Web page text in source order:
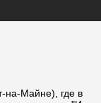
на-Майне), где в